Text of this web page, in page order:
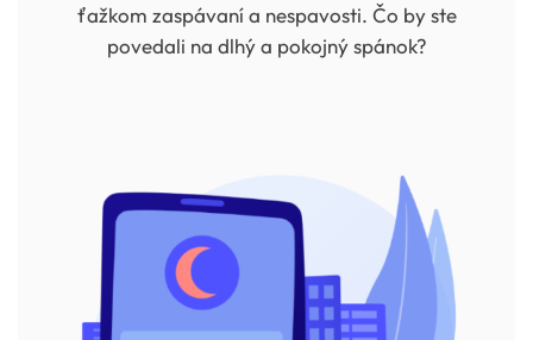
ťažkom zaspávaní a nespavosti. Čo by ste
povedali na dlhý a pokojný spánok?